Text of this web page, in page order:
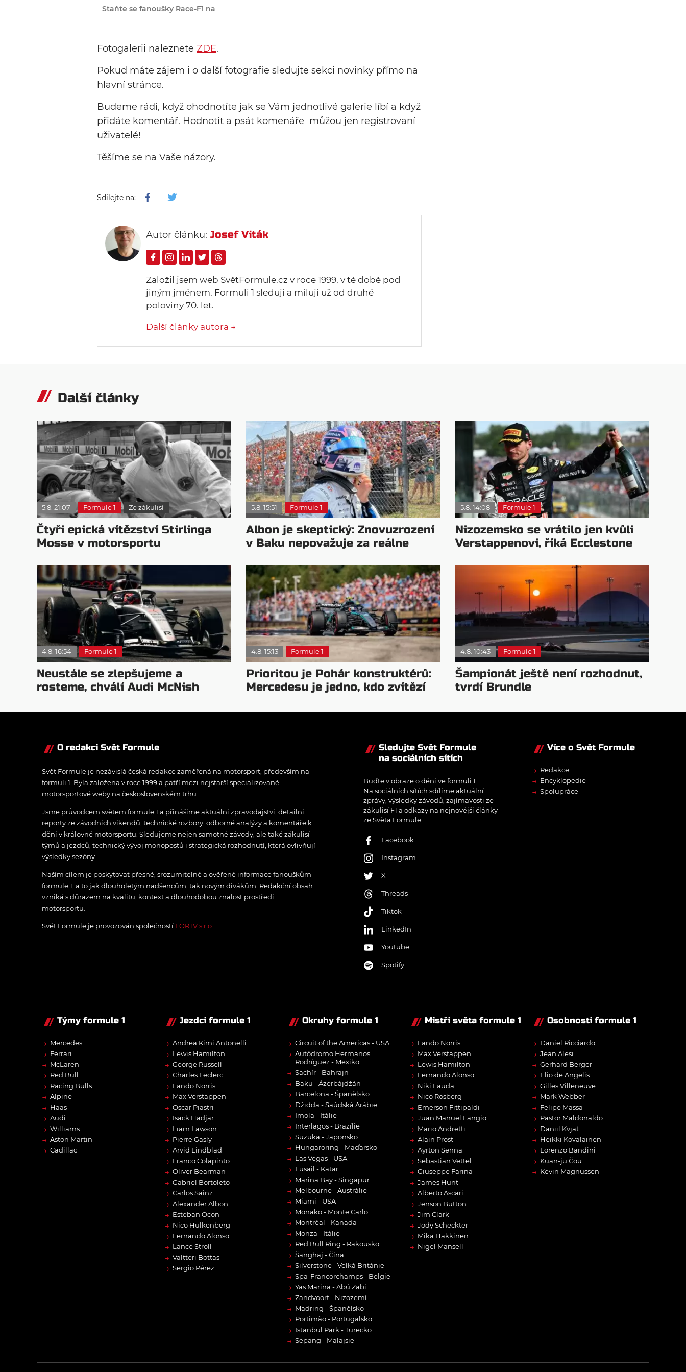
Staňte se fanoušky Race-F1 na
Fotogalerii naleznete ZDE.
Pokud máte zájem i o další fotografie sledujte sekci novinky přímo na
hlavní stránce.
Budeme rádi, když ohodnotíte jak se Vám jednotlivé galerie líbí a když
přidáte komentář. Hodnotit a psát komenáře můžou jen registrovaní
uživatelé!
Těšíme se na Vaše názory.
Sdílejte na:
Autor článku: Josef Viták
Založil jsem web SvětFormule.cz v roce 1999, v té době pod
jiným jménem. Formuli 1 sleduji a miluji už od druhé
poloviny 70. let.
Další články autora →
Další články
5.8. 21:07 Formule 1 Ze zákulisí
Čtyři epická vítězství Stirlinga
Mosse v motorsportu
5.8. 15:51 Formule 1
Albon je skeptický: Znovuzrození
v Baku nepovažuje za reálne
5.8. 14:08 Formule 1
Nizozemsko se vrátilo jen kvůli
Verstappenovi, říká Ecclestone
4.8. 16:54 Formule 1
Neustále se zlepšujeme a
rosteme, chválí Audi McNish
4.8. 15:13 Formule 1
Prioritou je Pohár konstruktérů:
Mercedesu je jedno, kdo zvítězí
4.8. 10:43 Formule 1
Šampionát ještě není rozhodnut,
tvrdí Brundle
O redakci Svět Formule
Svět Formule je nezávislá česká redakce zaměřená na motorsport, především na
formuli 1. Byla založena v roce 1999 a patří mezi nejstarší specializované
motorsportové weby na československém trhu.
Jsme průvodcem světem formule 1 a přinášíme aktuální zpravodajství, detailní
reporty ze závodních víkendů, technické rozbory, odborné analýzy a komentáře k
dění v královně motorsportu. Sledujeme nejen samotné závody, ale také zákulisí
týmů a jezdců, technický vývoj monopostů i strategická rozhodnutí, která ovlivňují
výsledky sezóny.
Naším cílem je poskytovat přesné, srozumitelné a ověřené informace fanouškům
formule 1, a to jak dlouholetým nadšencům, tak novým divákům. Redakční obsah
vzniká s důrazem na kvalitu, kontext a dlouhodobou znalost prostředí
motorsportu.
Svět Formule je provozován společností FORTV s.r.o.
Sledujte Svět Formule
na sociálních sítích
Buďte v obraze o dění ve formuli 1.
Na sociálních sítích sdílíme aktuální
zprávy, výsledky závodů, zajímavosti ze
zákulisí F1 a odkazy na nejnovější články
ze Světa Formule.
Facebook
Instagram
X
Threads
Tiktok
LinkedIn
Youtube
Spotify
Více o Svět Formule
→ Redakce
→ Encyklopedie
→ Spolupráce
Týmy formule 1
→ Mercedes
→ Ferrari
→ McLaren
→ Red Bull
→ Racing Bulls
→ Alpine
→ Haas
→ Audi
→ Williams
→ Aston Martin
→ Cadillac
Jezdci formule 1
→ Andrea Kimi Antonelli
→ Lewis Hamilton
→ George Russell
→ Charles Leclerc
→ Lando Norris
→ Max Verstappen
→ Oscar Piastri
→ Isack Hadjar
→ Liam Lawson
→ Pierre Gasly
→ Arvid Lindblad
→ Franco Colapinto
→ Oliver Bearman
→ Gabriel Bortoleto
→ Carlos Sainz
→ Alexander Albon
→ Esteban Ocon
→ Nico Hülkenberg
→ Fernando Alonso
→ Lance Stroll
→ Valtteri Bottas
→ Sergio Pérez
Okruhy formule 1
→ Circuit of the Americas - USA
→ Autódromo Hermanos
Rodríguez - Mexiko
→ Sachír - Bahrajn
→ Baku - Ázerbájdžán
→ Barcelona - Španělsko
→ Džidda - Saúdská Arábie
→ Imola - Itálie
→ Interlagos - Brazílie
→ Suzuka - Japonsko
→ Hungaroring - Maďarsko
→ Las Vegas - USA
→ Lusail - Katar
→ Marina Bay - Singapur
→ Melbourne - Austrálie
→ Miami - USA
→ Monako - Monte Carlo
→ Montréal - Kanada
→ Monza - Itálie
→ Red Bull Ring - Rakousko
→ Šanghaj - Čína
→ Silverstone - Velká Británie
→ Spa-Francorchamps - Belgie
→ Yas Marina - Abú Zabí
→ Zandvoort - Nizozemí
→ Madring - Španělsko
→ Portimão - Portugalsko
→ Istanbul Park - Turecko
→ Sepang - Malajsie
Mistři světa formule 1
→ Lando Norris
→ Max Verstappen
→ Lewis Hamilton
→ Fernando Alonso
→ Niki Lauda
→ Nico Rosberg
→ Emerson Fittipaldi
→ Juan Manuel Fangio
→ Mario Andretti
→ Alain Prost
→ Ayrton Senna
→ Sebastian Vettel
→ Giuseppe Farina
→ James Hunt
→ Alberto Ascari
→ Jenson Button
→ Jim Clark
→ Jody Scheckter
→ Mika Häkkinen
→ Nigel Mansell
Osobnosti formule 1
→ Daniel Ricciardo
→ Jean Alesi
→ Gerhard Berger
→ Elio de Angelis
→ Gilles Villeneuve
→ Mark Webber
→ Felipe Massa
→ Pastor Maldonaldo
→ Daniil Kvjat
→ Heikki Kovalainen
→ Lorenzo Bandini
→ Kuan-jü Čou
→ Kevin Magnussen